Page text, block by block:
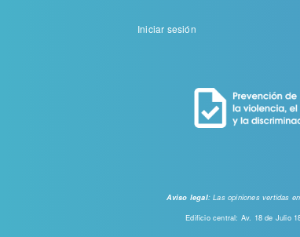
Menu
Iniciar sesión
Aviso legal: Las opiniones vertidas
Edificio central: Av. 18 de Julio